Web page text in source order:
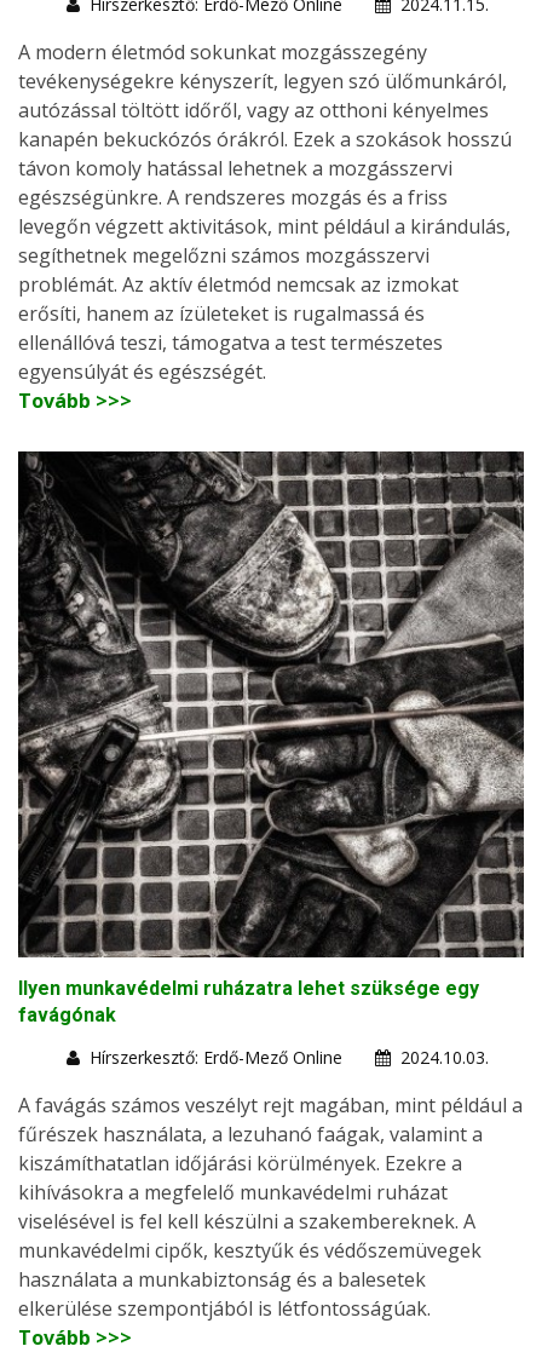
A modern életmód sokunkat mozgásszegény
tevékenységekre kényszerít, legyen szó ülőmunkáról,
autózással töltött időről, vagy az otthoni kényelmes
kanapén bekuckózós órákról. Ezek a szokások hosszú
távon komoly hatással lehetnek a mozgásszervi
egészségünkre. A rendszeres mozgás és a friss
levegőn végzett aktivitások, mint például a kirándulás,
segíthetnek megelőzni számos mozgásszervi
problémát. Az aktív életmód nemcsak az izmokat
erősíti, hanem az ízületeket is rugalmassá és
ellenállóvá teszi, támogatva a test természetes
egyensúlyát és egészségét.
Tovább >>>
Ilyen munkavédelmi ruházatra lehet szüksége egy
favágónak
Hírszerkesztő: Erdő-Mező Online
2024.10.03.
A favágás számos veszélyt rejt magában, mint például a
fűrészek használata, a lezuhanó faágak, valamint a
kiszámíthatatlan időjárási körülmények. Ezekre a
kihívásokra a megfelelő munkavédelmi ruházat
viselésével is fel kell készülni a szakembereknek. A
munkavédelmi cipők, kesztyűk és védőszemüvegek
használata a munkabiztonság és a balesetek
elkerülése szempontjából is létfontosságúak.
Tovább >>>